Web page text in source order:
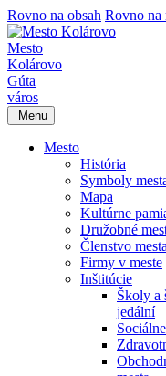
Rovno na obsah Rovno na
Mesto
Kolárovo
Gúta
város
Menu
Mesto
História
Symboly
Mapa
Kultúrne
Družobné
Členstvo mesta
Firmy v meste
Inštitúcie
Školy a
jedální